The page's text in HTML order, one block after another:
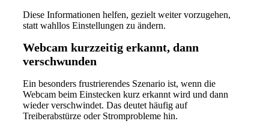
Diese Informationen helfen, gezielt weiter vorzugehen,
statt wahllos Einstellungen zu ändern.
Webcam kurzzeitig erkannt, dann
verschwunden
Ein besonders frustrierendes Szenario ist, wenn die
Webcam beim Einstecken kurz erkannt wird und dann
wieder verschwindet. Das deutet häufig auf
Treiberabstürze oder Stromprobleme hin.